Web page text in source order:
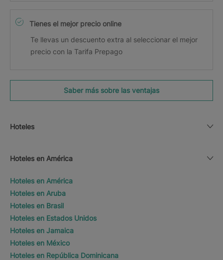
Tienes el mejor precio online
Te llevas un descuento extra al seleccionar el mejor
precio con la Tarifa Prepago
Saber más sobre las ventajas
Hoteles
Hoteles en América
Hoteles en América
Hoteles en Aruba
Hoteles en Brasil
Hoteles en Estados Unidos
Hoteles en Jamaica
Hoteles en México
Hoteles en República Dominicana